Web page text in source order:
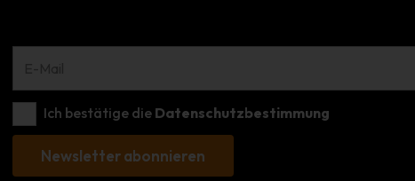
Ich bestätige die Datenschutzbestimmung
Newsletter abonnieren
Pseudonymisierung ist die Verarbeitung personenbezogener Daten
betroffenen Person zugeordnet werden können, sofern diese
zusätzlichen Informationen gesondert aufbewahrt werden und
gewährleisten, dass die personenbezogenen Daten nicht einer